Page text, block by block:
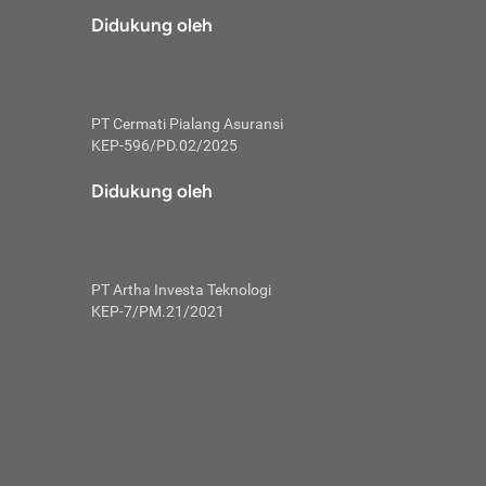
tidak
skor
Mulai
kembali ideal.
utang
Didukung oleh
PT Cermati Pialang Asuransi
KEP-596/PD.02/2025
Didukung oleh
PT Artha Investa Teknologi
KEP-7/PM.21/2021